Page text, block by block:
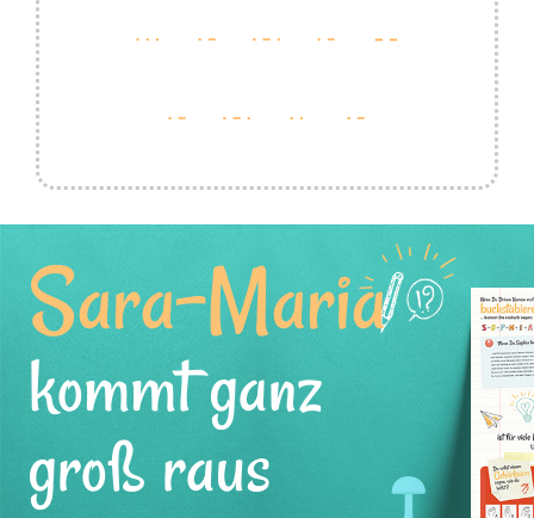
Sara-Maria
kommt ganz
groß raus